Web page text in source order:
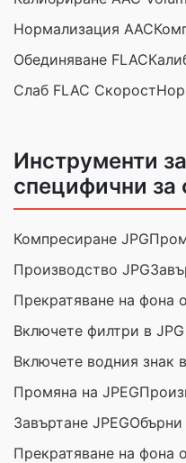
Нормализация AAC
Обединяване FLAC
Слаб FLAC Скорост
Инструменти
специфични за
Компресиране JPG
Производство JPG
Прекратяване на фона
Включете филтри в JPG
Включете водния знак
Промяна на JPEG
Завъртане JPEGОбърни
Прекратяване на фона